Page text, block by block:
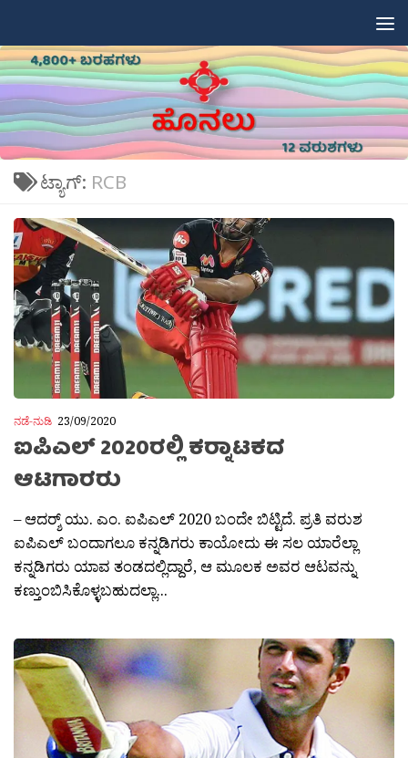
ಟ್ಯಾಗ್: RCB
ನಡೆ-ನುಡಿ 23/09/2020
ಐಪಿಎಲ್ 2020ರಲ್ಲಿ ಕರ‍್ನಾಟಕದ
ಆಟಗಾರರು
– ಆದರ‍್ಶ್ ಯು. ಎಂ. ಐಪಿಎಲ್ 2020 ಬಂದೇ ಬಿಟ್ಟಿದೆ. ಪ್ರತಿ ವರುಶ
ಐಪಿಎಲ್ ಬಂದಾಗಲೂ ಕನ್ನಡಿಗರು ಕಾಯೋದು ಈ ಸಲ ಯಾರೆಲ್ಲಾ
ಕನ್ನಡಿಗರು ಯಾವ ತಂಡದಲ್ಲಿದ್ದಾರೆ, ಆ ಮೂಲಕ ಅವರ ಆಟವನ್ನು
ಕಣ್ತುಂಬಿಸಿಕೊಳ್ಳಬಹುದಲ್ಲಾ...